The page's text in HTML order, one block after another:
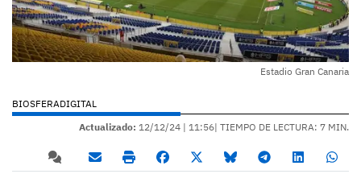
Estadio Gran Canaria
BIOSFERADIGITAL
Actualizado: 12/12/24 | 11:56| TIEMPO DE LECTURA: 7 MIN.